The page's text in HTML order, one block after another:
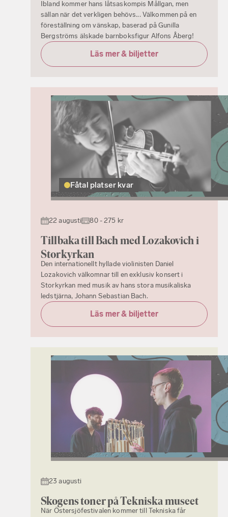
Ibland kommer hans låtsaskompis Mållgan, men
sällan när det verkligen behövs... Välkommen på en
föreställning om vänskap, baserad på Gunilla
Bergströms älskade barnboksfigur Alfons Åberg!
Läs mer & biljetter
Fåtal platser kvar
22 augusti 80 - 275 kr
Tillbaka till Bach med Lozakovich i
Storkyrkan
Den internationellt hyllade violinisten Daniel
Lozakovich välkomnar till en exklusiv konsert i
Storkyrkan med musik av hans stora musikaliska
ledstjärna, Johann Sebastian Bach.
Läs mer & biljetter
23 augusti
Skogens toner på Tekniska museet
När Östersjöfestivalen kommer till Tekniska får